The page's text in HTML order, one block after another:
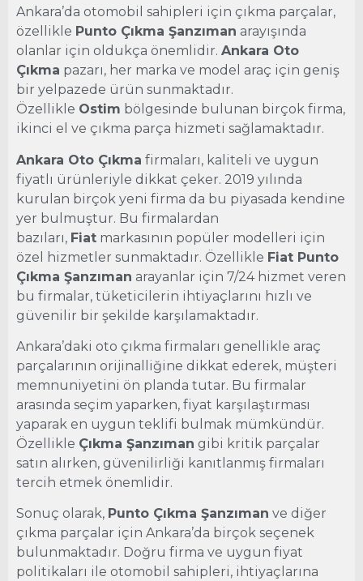
Ankara’da otomobil sahipleri için çıkma parçalar,
özellikle Punto Çıkma Şanzıman arayışında
olanlar için oldukça önemlidir. Ankara Oto
Çıkma pazarı, her marka ve model araç için geniş
bir yelpazede ürün sunmaktadır.
Özellikle Ostim bölgesinde bulunan birçok firma,
ikinci el ve çıkma parça hizmeti sağlamaktadır.
Ankara Oto Çıkma firmaları, kaliteli ve uygun
fiyatlı ürünleriyle dikkat çeker. 2019 yılında
kurulan birçok yeni firma da bu piyasada kendine
yer bulmuştur. Bu firmalardan
bazıları, Fiat markasının popüler modelleri için
özel hizmetler sunmaktadır. Özellikle Fiat Punto
Çıkma Şanzıman arayanlar için 7/24 hizmet veren
bu firmalar, tüketicilerin ihtiyaçlarını hızlı ve
güvenilir bir şekilde karşılamaktadır.
Ankara’daki oto çıkma firmaları genellikle araç
parçalarının orijinalliğine dikkat ederek, müşteri
memnuniyetini ön planda tutar. Bu firmalar
arasında seçim yaparken, fiyat karşılaştırması
yaparak en uygun teklifi bulmak mümkündür.
Özellikle Çıkma Şanzıman gibi kritik parçalar
satın alırken, güvenilirliği kanıtlanmış firmaları
tercih etmek önemlidir.
Sonuç olarak, Punto Çıkma Şanzıman ve diğer
çıkma parçalar için Ankara’da birçok seçenek
bulunmaktadır. Doğru firma ve uygun fiyat
politikaları ile otomobil sahipleri, ihtiyaçlarına